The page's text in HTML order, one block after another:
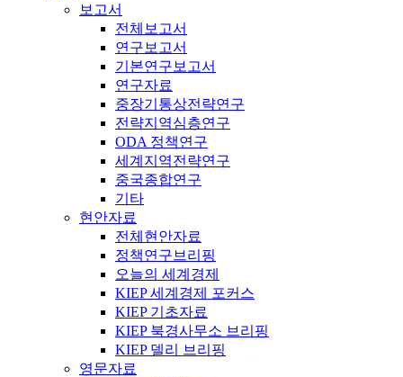
보고서
전체보고서
연구보고서
기본연구보고서
연구자료
중장기통상전략연구
전략지역심층연구
ODA 정책연구
세계지역전략연구
중국종합연구
기타
현안자료
전체현안자료
정책연구브리핑
오늘의 세계경제
KIEP 세계경제 포커스
KIEP 기초자료
KIEP 북경사무소 브리핑
KIEP 델리 브리핑
영문자료